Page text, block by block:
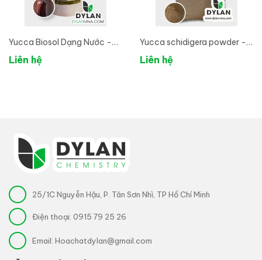
Yucca Biosol Dạng Nước -
Nhập Khẩu Mỹ
Liên hệ
Yucca schidigera powder -
Dạng Bột - Nhập khẩu
Liên hệ
25/1C Nguyễn Hậu, P. Tân Sơn Nhì, TP Hồ Chí Minh
Điện thoại: 0915 79 25 26
Email: Hoachatdylan@gmail.com